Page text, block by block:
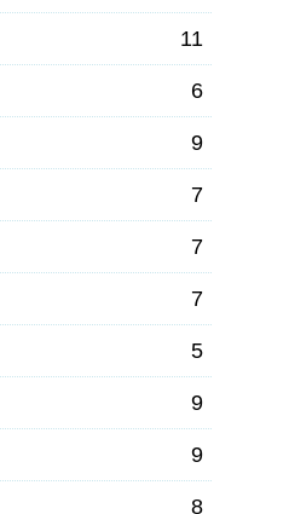
11
6
9
7
7
7
5
9
9
8